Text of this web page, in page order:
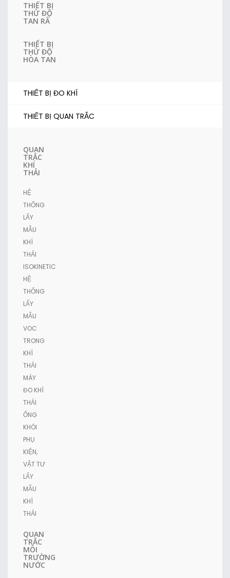
THIẾT BỊ
THỬ ĐỘ
TAN RÃ
THIẾT BỊ
THỬ ĐỘ
HÒA TAN
THIẾT BỊ ĐO KHÍ
THIẾT BỊ QUAN TRẮC
QUAN
TRẮC
KHÍ
THẢI
HỆ
THỐNG
LẤY
MẪU
KHÍ
THẢI
ISOKINETIC
HỆ
THỐNG
LẤY
MẪU
VOC
TRONG
KHÍ
THẢI
MÁY
ĐO KHÍ
THẢI
ỐNG
KHÓI
PHỤ
KIỆN,
VẬT TƯ
LẤY
MẪU
KHÍ
THẢI
QUAN
TRẮC
MÔI
TRƯỜNG
NƯỚC